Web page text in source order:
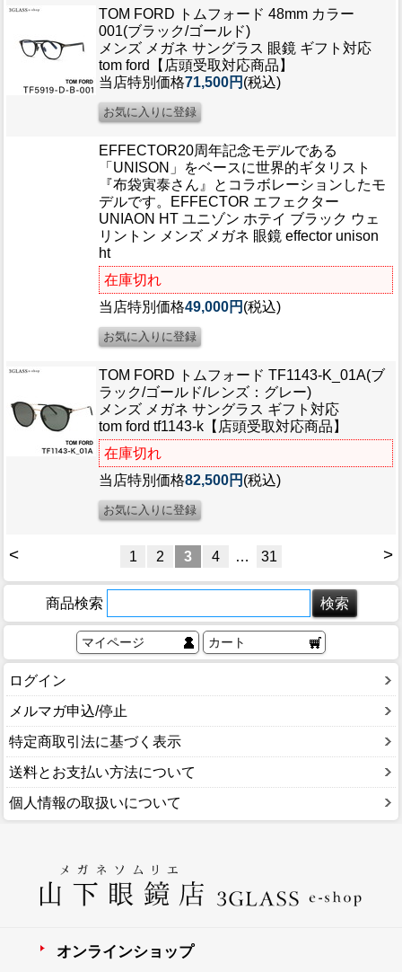
TOM FORD トムフォード 48mm カラー
001(ブラック/ゴールド)
メンズ メガネ サングラス 眼鏡 ギフト対応
tom ford【店頭受取対応商品】
当店特別価格71,500円 (税込)
EFFECTOR20周年記念モデルである
「UNISON」をベースに世界的ギタリスト
『布袋寅泰さん』とコラボレーションしたモ
デルです。
EFFECTOR エフェクター
UNIAON HT ユニゾン ホテイ ブラック ウェ
リントン メンズ メガネ 眼鏡 effector unison
ht
在庫切れ
当店特別価格49,000円 (税込)
TOM FORD トムフォード TF1143-K_01A(ブ
ラック/ゴールド/レンズ：グレー)
メンズ メガネ サングラス ギフト対応
tom ford tf1143-k【店頭受取対応商品】
在庫切れ
当店特別価格82,500円 (税込)
< >
1 2 3 4 … 31
商品検索
マイページ カート
ログイン
メルマガ申込/停止
特定商取引法に基づく表示
送料とお支払い方法について
個人情報の取扱いについて
オンラインショップ